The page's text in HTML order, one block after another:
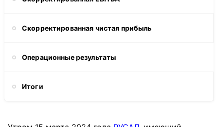
Скорректированная чистая прибыль
Операционные результаты
Итоги